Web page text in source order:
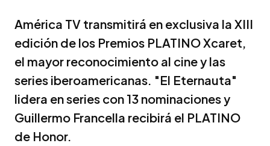
América TV transmitirá en exclusiva la XIII
edición de los Premios PLATINO Xcaret,
el mayor reconocimiento al cine y las
series iberoamericanas. "El Eternauta"
lidera en series con 13 nominaciones y
Guillermo Francella recibirá el PLATINO
de Honor.